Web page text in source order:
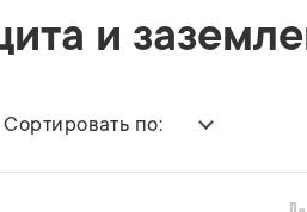
и
Сортировать по: